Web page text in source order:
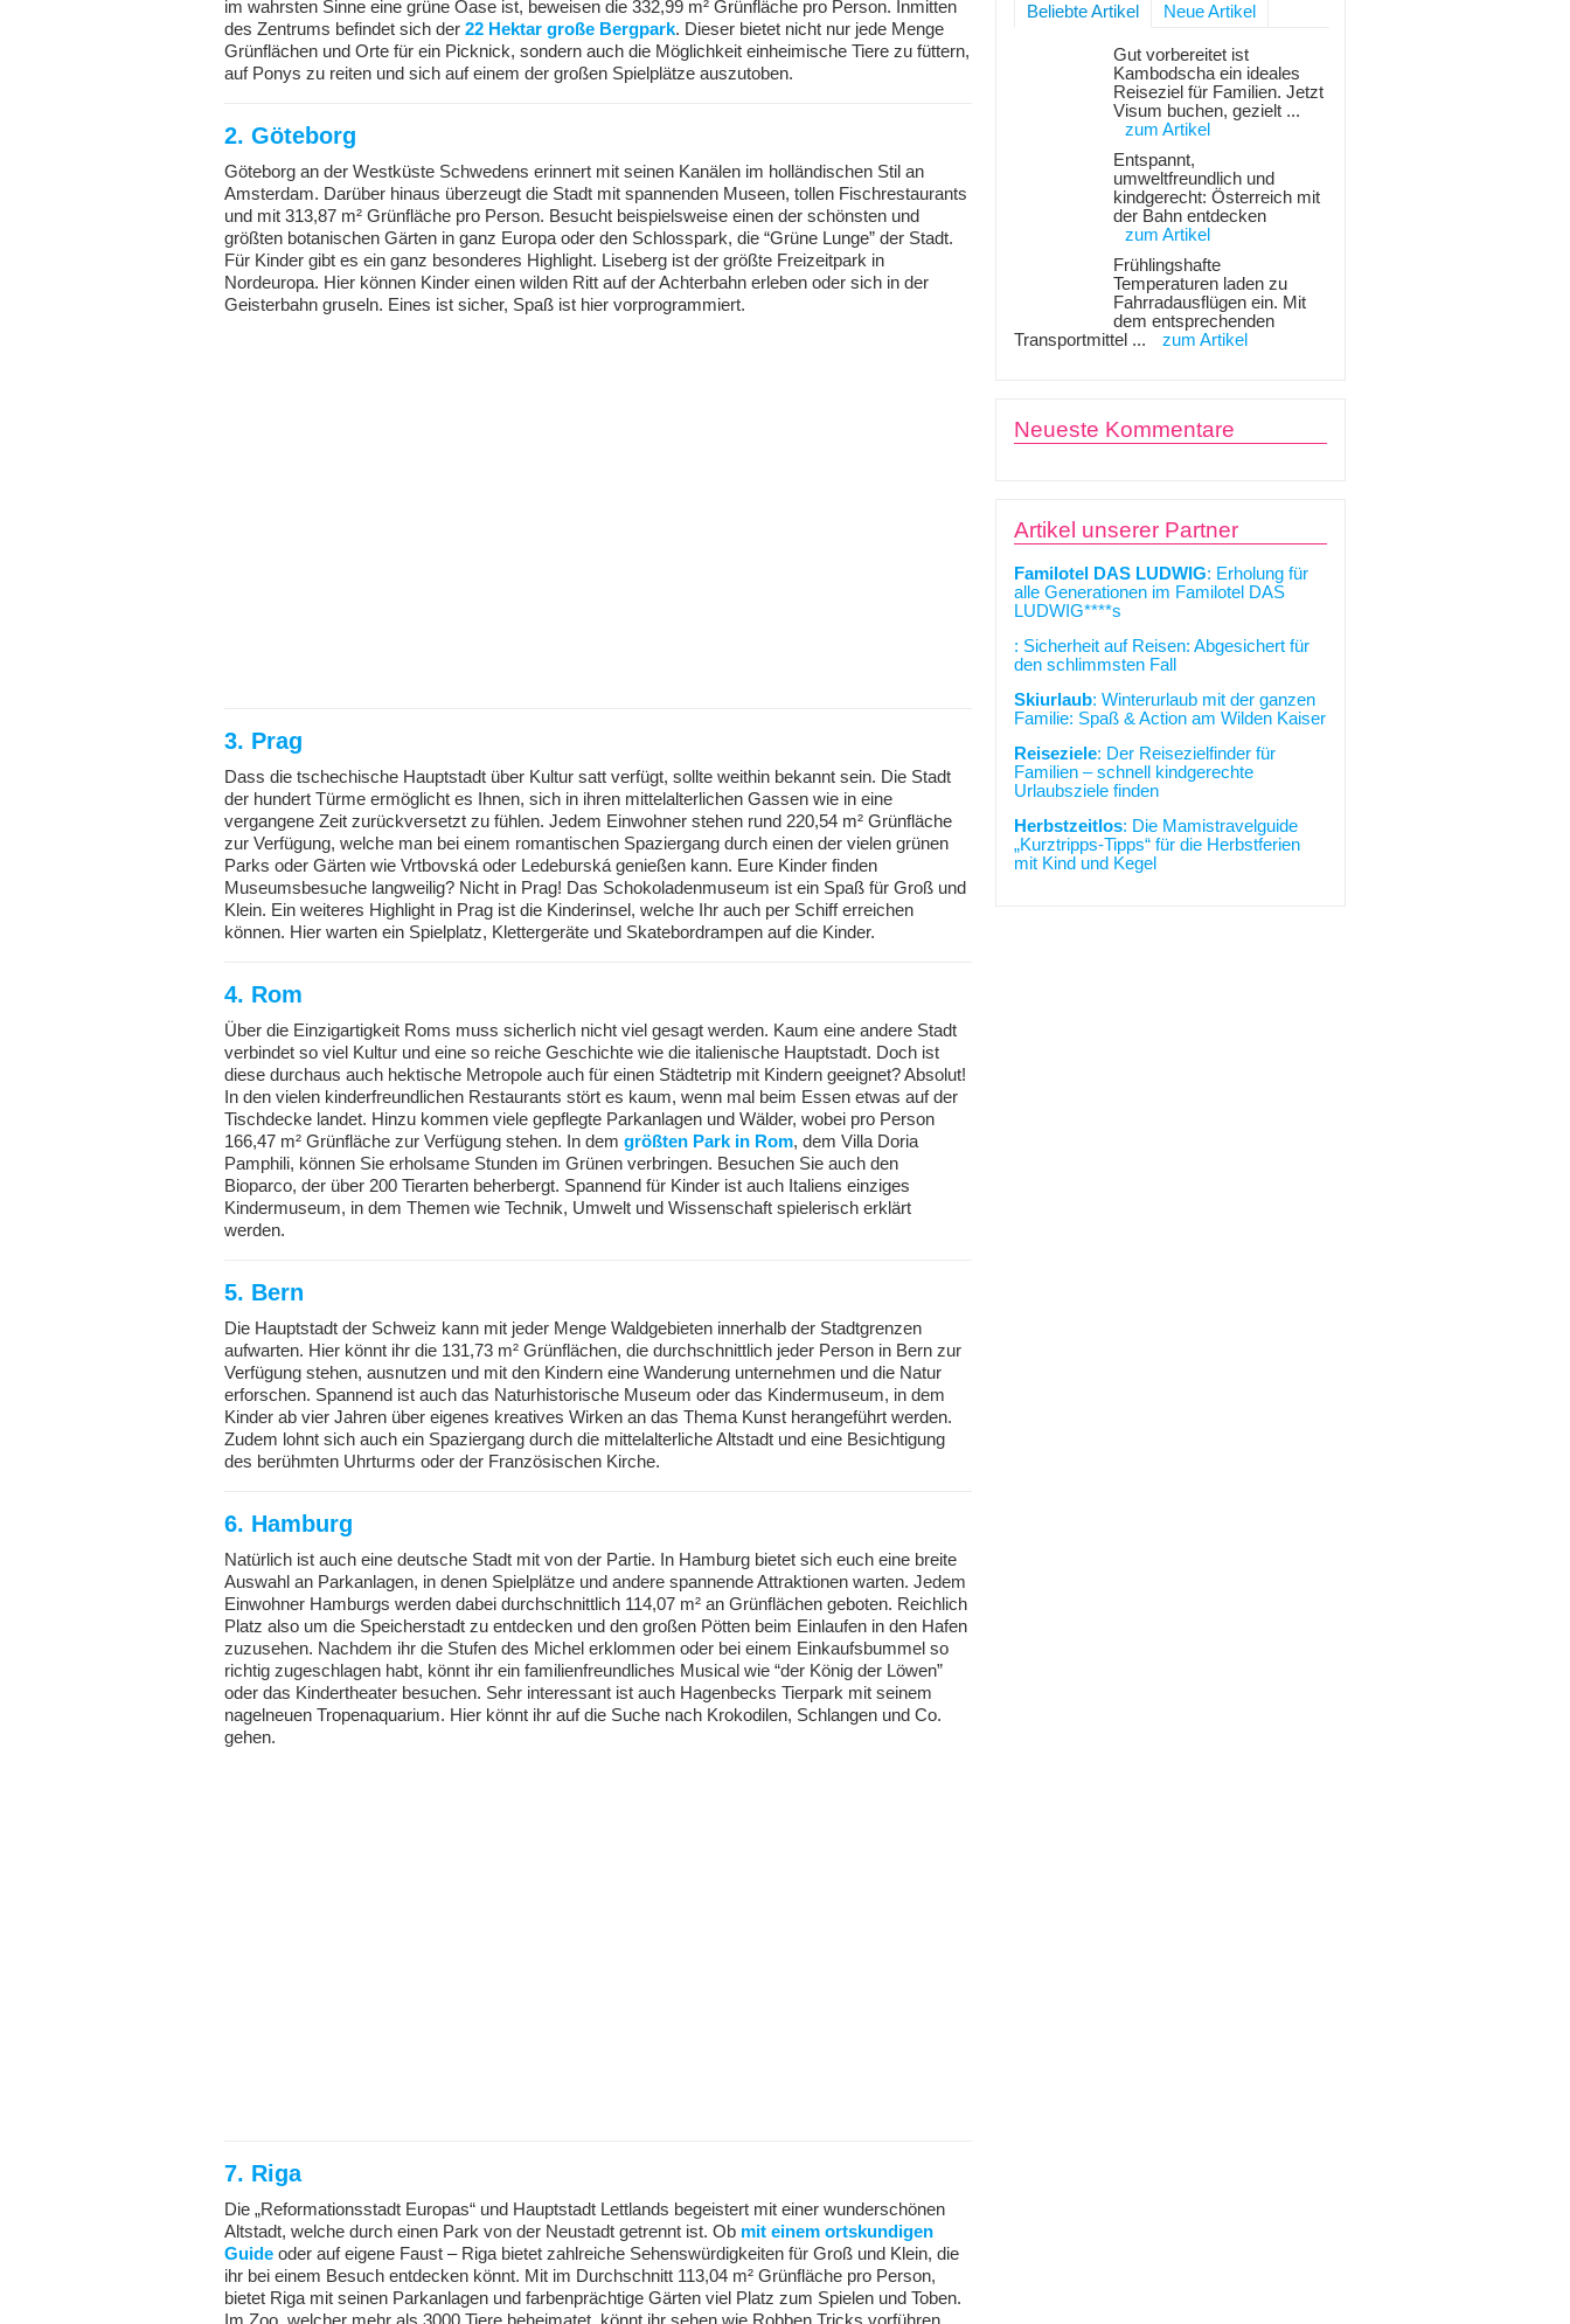
im wahrsten Sinne eine grüne Oase ist, beweisen die 332,99 m² Grünfläche pro Person. Inmitten
des Zentrums befindet sich der 22 Hektar große Bergpark. Dieser bietet nicht nur jede Menge
Grünflächen und Orte für ein Picknick, sondern auch die Möglichkeit einheimische Tiere zu füttern,
auf Ponys zu reiten und sich auf einem der großen Spielplätze auszutoben.
2. Göteborg
Göteborg an der Westküste Schwedens erinnert mit seinen Kanälen im holländischen Stil an
Amsterdam. Darüber hinaus überzeugt die Stadt mit spannenden Museen, tollen Fischrestaurants
und mit 313,87 m² Grünfläche pro Person. Besucht beispielsweise einen der schönsten und
größten botanischen Gärten in ganz Europa oder den Schlosspark, die “Grüne Lunge” der Stadt.
Für Kinder gibt es ein ganz besonderes Highlight. Liseberg ist der größte Freizeitpark in
Nordeuropa. Hier können Kinder einen wilden Ritt auf der Achterbahn erleben oder sich in der
Geisterbahn gruseln. Eines ist sicher, Spaß ist hier vorprogrammiert.
3. Prag
Dass die tschechische Hauptstadt über Kultur satt verfügt, sollte weithin bekannt sein. Die Stadt
der hundert Türme ermöglicht es Ihnen, sich in ihren mittelalterlichen Gassen wie in eine
vergangene Zeit zurückversetzt zu fühlen. Jedem Einwohner stehen rund 220,54 m² Grünfläche
zur Verfügung, welche man bei einem romantischen Spaziergang durch einen der vielen grünen
Parks oder Gärten wie Vrtbovská oder Ledeburská genießen kann. Eure Kinder finden
Museumsbesuche langweilig? Nicht in Prag! Das Schokoladenmuseum ist ein Spaß für Groß und
Klein. Ein weiteres Highlight in Prag ist die Kinderinsel, welche Ihr auch per Schiff erreichen
können. Hier warten ein Spielplatz, Klettergeräte und Skatebordrampen auf die Kinder.
4. Rom
Über die Einzigartigkeit Roms muss sicherlich nicht viel gesagt werden. Kaum eine andere Stadt
verbindet so viel Kultur und eine so reiche Geschichte wie die italienische Hauptstadt. Doch ist
diese durchaus auch hektische Metropole auch für einen Städtetrip mit Kindern geeignet? Absolut!
In den vielen kinderfreundlichen Restaurants stört es kaum, wenn mal beim Essen etwas auf der
Tischdecke landet. Hinzu kommen viele gepflegte Parkanlagen und Wälder, wobei pro Person
166,47 m² Grünfläche zur Verfügung stehen. In dem größten Park in Rom, dem Villa Doria
Pamphili, können Sie erholsame Stunden im Grünen verbringen. Besuchen Sie auch den
Bioparco, der über 200 Tierarten beherbergt. Spannend für Kinder ist auch Italiens einziges
Kindermuseum, in dem Themen wie Technik, Umwelt und Wissenschaft spielerisch erklärt
werden.
5. Bern
Die Hauptstadt der Schweiz kann mit jeder Menge Waldgebieten innerhalb der Stadtgrenzen
aufwarten. Hier könnt ihr die 131,73 m² Grünflächen, die durchschnittlich jeder Person in Bern zur
Verfügung stehen, ausnutzen und mit den Kindern eine Wanderung unternehmen und die Natur
erforschen. Spannend ist auch das Naturhistorische Museum oder das Kindermuseum, in dem
Kinder ab vier Jahren über eigenes kreatives Wirken an das Thema Kunst herangeführt werden.
Zudem lohnt sich auch ein Spaziergang durch die mittelalterliche Altstadt und eine Besichtigung
des berühmten Uhrturms oder der Französischen Kirche.
6. Hamburg
Natürlich ist auch eine deutsche Stadt mit von der Partie. In Hamburg bietet sich euch eine breite
Auswahl an Parkanlagen, in denen Spielplätze und andere spannende Attraktionen warten. Jedem
Einwohner Hamburgs werden dabei durchschnittlich 114,07 m² an Grünflächen geboten. Reichlich
Platz also um die Speicherstadt zu entdecken und den großen Pötten beim Einlaufen in den Hafen
zuzusehen. Nachdem ihr die Stufen des Michel erklommen oder bei einem Einkaufsbummel so
richtig zugeschlagen habt, könnt ihr ein familienfreundliches Musical wie “der König der Löwen”
oder das Kindertheater besuchen. Sehr interessant ist auch Hagenbecks Tierpark mit seinem
nagelneuen Tropenaquarium. Hier könnt ihr auf die Suche nach Krokodilen, Schlangen und Co.
gehen.
7. Riga
Die „Reformationsstadt Europas“ und Hauptstadt Lettlands begeistert mit einer wunderschönen
Altstadt, welche durch einen Park von der Neustadt getrennt ist. Ob mit einem ortskundigen
Guide oder auf eigene Faust – Riga bietet zahlreiche Sehenswürdigkeiten für Groß und Klein, die
ihr bei einem Besuch entdecken könnt. Mit im Durchschnitt 113,04 m² Grünfläche pro Person,
bietet Riga mit seinen Parkanlagen und farbenprächtige Gärten viel Platz zum Spielen und Toben.
Beliebte Artikel Neue Artikel
Gut vorbereitet ist
Kambodscha ein ideales
Reiseziel für Familien. Jetzt
Visum buchen, gezielt ...
zum Artikel
Entspannt,
umweltfreundlich und
kindgerecht: Österreich mit
der Bahn entdecken
zum Artikel
Frühlingshafte
Temperaturen laden zu
Fahrradausflügen ein. Mit
dem entsprechenden
Transportmittel ...
zum Artikel
Neueste Kommentare
Artikel unserer Partner
Familotel DAS LUDWIG: Erholung für
alle Generationen im Familotel DAS
LUDWIG****s
: Sicherheit auf Reisen: Abgesichert für
den schlimmsten Fall
Skiurlaub: Winterurlaub mit der ganzen
Familie: Spaß & Action am Wilden Kaiser
Reiseziele: Der Reisezielfinder für
Familien – schnell kindgerechte
Urlaubsziele finden
Herbstzeitlos: Die Mamistravelguide
„Kurztripps-Tipps“ für die Herbstferien
mit Kind und Kegel